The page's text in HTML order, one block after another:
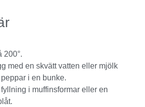
200°.
med en skvätt vatten eller mjölk
i en bunke.
i muffinsformar eller en